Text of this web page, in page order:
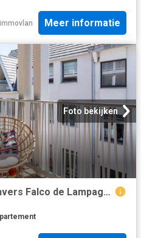
immovlan Meer informatie
Foto bekijken
à vendre Appartement Anvers Falco de Lampageplein